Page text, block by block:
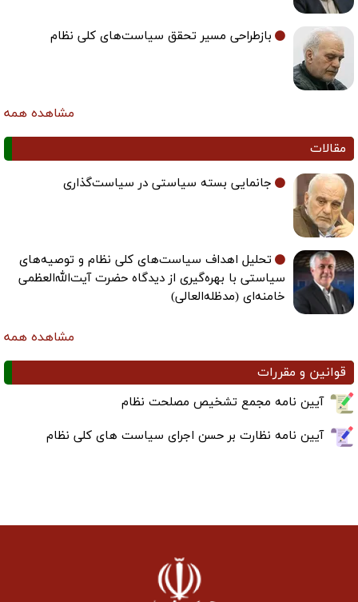
بازطراحی مسیر تحقق سیاست‌های کلی نظام
مشاهده همه
مقالات
جانمایی بسته سیاستی در سیاست‌گذاری
تحلیل اهداف سیاست‌های کلی نظام و توصیه‌های
سیاستی با بهره‌گیری از دیدگاه حضرت آیت‌الله‌العظمی
خامنه‌ای (مدظله‌العالی)
مشاهده همه
قوانین و مقررات
آیین نامه مجمع تشخیص مصلحت نظام
آیین نامه نظارت بر حسن اجرای سیاست های کلی نظام